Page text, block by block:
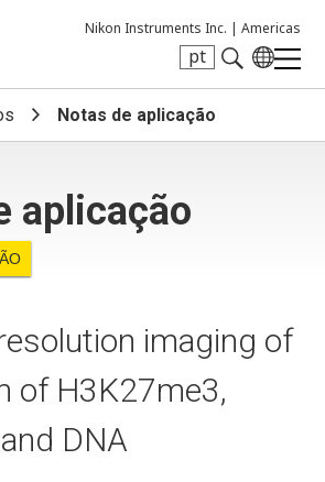
Nikon Instruments Inc. | Americas
pt
Notas de aplicação
aplicação
imaging of
of H3K27me3,
DNA